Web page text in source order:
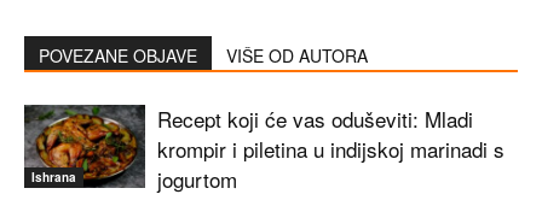
POVEZANE OBJAVE VIŠE OD AUTORA
Ishrana
Recept koji će vas oduševiti: Mladi
krompir i piletina u indijskoj marinadi s
jogurtom